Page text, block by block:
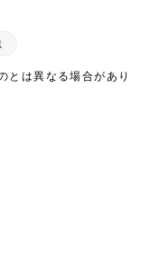
とは異なる場合があり